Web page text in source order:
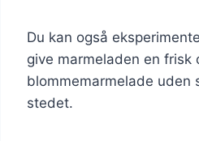
Du kan også
give marmeladen en frisk
blommemarmelade uden
stedet.